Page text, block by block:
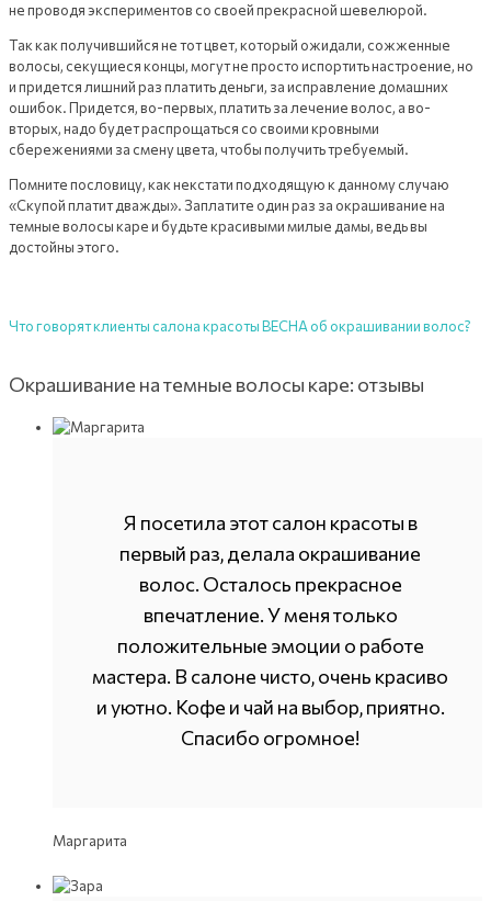
не проводя экспериментов со своей прекрасной шевелюрой.
Так как получившийся не тот цвет, который ожидали, сожженные
волосы, секущиеся концы, могут не просто испортить настроение, но
и придется лишний раз платить деньги, за исправление домашних
ошибок. Придется, во-первых, платить за лечение волос, а во-
вторых, надо будет распрощаться со своими кровными
сбережениями за смену цвета, чтобы получить требуемый.
Помните пословицу, как некстати подходящую к данному случаю
«Скупой платит дважды». Заплатите один раз за окрашивание на
темные волосы каре и будьте красивыми милые дамы, ведь вы
достойны этого.
Что говорят клиенты салона красоты ВЕСНА об окрашивании волос?
Окрашивание на темные волосы каре: отзывы
Я посетила этот салон красоты в
первый раз, делала окрашивание
волос. Осталось прекрасное
впечатление. У меня только
положительные эмоции о работе
мастера. В салоне чисто, очень красиво
и уютно. Кофе и чай на выбор, приятно.
Спасибо огромное!
Маргарита